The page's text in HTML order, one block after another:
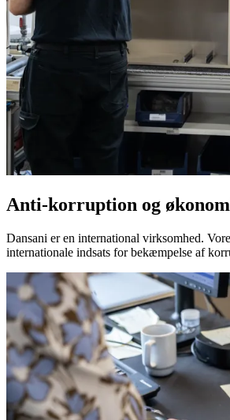
Anti-korruption og
Dansani er en international virksomhed.
internationale indsats for bekæmpelse af